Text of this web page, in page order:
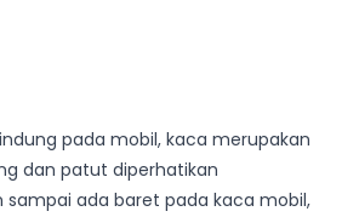
pada mobil, kaca merupakan
dan patut diperhatikan
sampai ada baret pada kaca mobil,